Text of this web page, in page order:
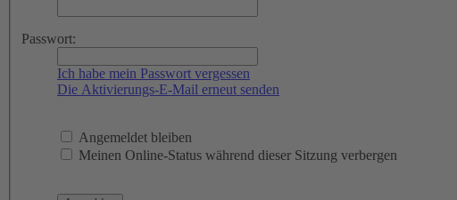
Passwort:
Ich habe mein Passwort vergessen
Die Aktivierungs-E-Mail erneut senden
Angemeldet bleiben
Meinen Online-Status während dieser Sitzung verbergen